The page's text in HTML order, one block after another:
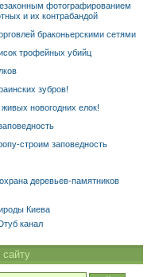
фотографированием
и их контрабандой
браконьерскими сетями
трофейных убийц
зубров!
новогодних елок!
строим заповедность
деревьев-памятников
Киева
канал